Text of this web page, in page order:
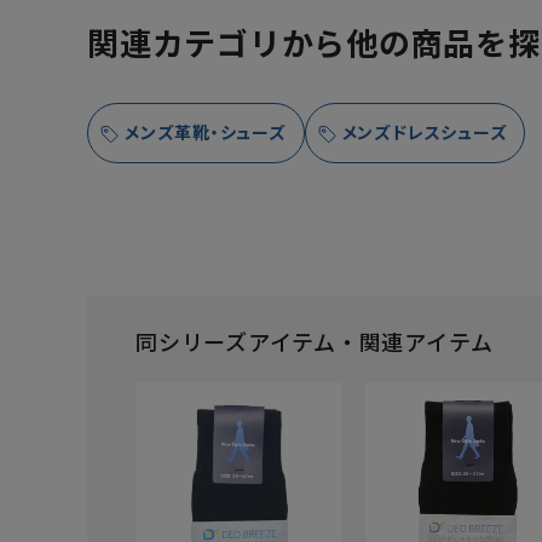
関連カテゴリから他の商品を
メンズ革靴・シューズ メンズドレスシューズ
同シリーズアイテム・関連アイテム